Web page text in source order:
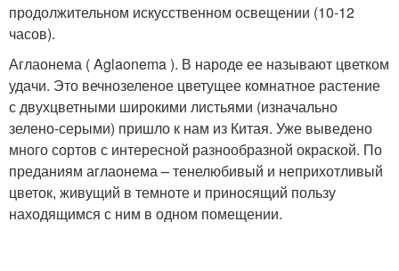
продолжительном искусственном освещении (10-12
часов).
Аглаонема ( Aglaonema ). В народе ее называют цветком
удачи. Это вечнозеленое цветущее комнатное растение
с двухцветными широкими листьями (изначально
зелено-серыми) пришло к нам из Китая. Уже выведено
много сортов с интересной разнообразной окраской. По
преданиям аглаонема – тенелюбивый и неприхотливый
цветок, живущий в темноте и приносящий пользу
находящимся с ним в одном помещении.